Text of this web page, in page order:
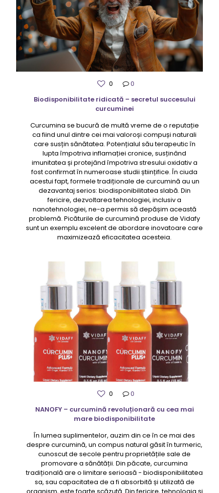
0
0
Biodisponibilitate ridicată – secretul succesului
curcuminei
Curcumina se bucură de multă vreme de o reputație
ca fiind unul dintre cei mai valoroși compuși naturali
care susțin sănătatea. Potențialul său terapeutic în
lupta împotriva inflamației cronice, susținând
imunitatea și protejând împotriva stresului oxidativ a
fost confirmat în numeroase studii științifice. În ciuda
acestui fapt, formele tradiționale de curcumină au un
dezavantaj serios: biodisponibilitatea slabă. Din
fericire, dezvoltarea tehnologiei, inclusiv a
nanotehnologiei, ne-a permis să depășim această
problemă. Picăturile de curcumină produse de Vidafy
sunt un exemplu excelent de abordare inovatoare care
maximizează eficacitatea acesteia.
0
0
NANOFY – curcumină revoluționară cu cea mai
mare biodisponibilitate
În lumea suplimentelor, auzim din ce în ce mai des
despre curcumină, un compus natural găsit în turmeric,
cunoscut de secole pentru proprietățile sale de
promovare a sănătății. Din păcate, curcumina
tradițională are o limitare serioasă - biodisponibilitatea
sa, sau capacitatea de a fi absorbită și utilizată de